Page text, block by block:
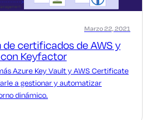
certificados de AWS y
Keyfactor
Marzo 22, 2021
Azure Key Vault y AWS Certificate
a gestionar y automatizar
dinámico.